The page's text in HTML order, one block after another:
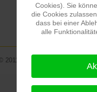
© 2011-2026
Cookies). Sie
die Cookies
dass bei einer
alle